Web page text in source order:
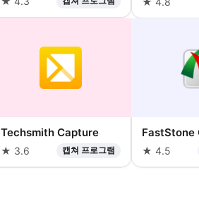
Techsmith Capture
★ 3.6 캡쳐 프로그램
FastStone
★ 4.5